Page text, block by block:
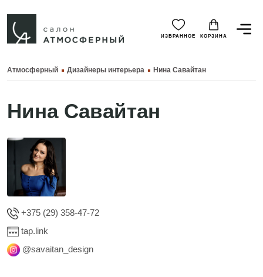
ИЗБРАННОЕ КОРЗИНА
Атмосферный Дизайнеры интерьера Нина Савайтан
Нина Савайтан
+375 (29) 358-47-72
tap.link
@savaitan_design